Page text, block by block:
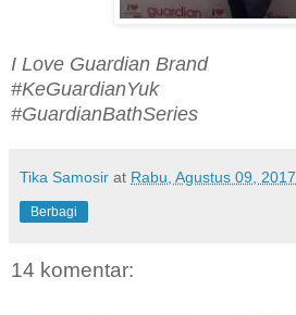
I Love Guardian Brand
#KeGuardianYuk
#GuardianBathSeries
Tika Samosir at Rabu, Agustus 09, 2017
Berbagi
14 komentar: